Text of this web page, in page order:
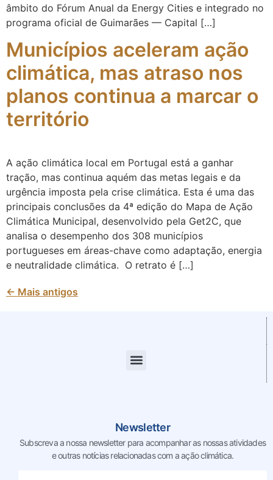
âmbito do Fórum Anual da Energy Cities e integrado no
programa oficial de Guimarães — Capital […]
Municípios aceleram ação
climática, mas atraso nos
planos continua a marcar o
território
A ação climática local em Portugal está a ganhar
tração, mas continua aquém das metas legais e da
urgência imposta pela crise climática. Esta é uma das
principais conclusões da 4ª edição do Mapa de Ação
Climática Municipal, desenvolvido pela Get2C, que
analisa o desempenho dos 308 municípios
portugueses em áreas-chave como adaptação, energia
e neutralidade climática. O retrato é […]
← Mais antigos
Newsletter
Subscreva a nossa newsletter para acompanhar as nossasatividades
e outras notícias relacionadas com a ação climática.